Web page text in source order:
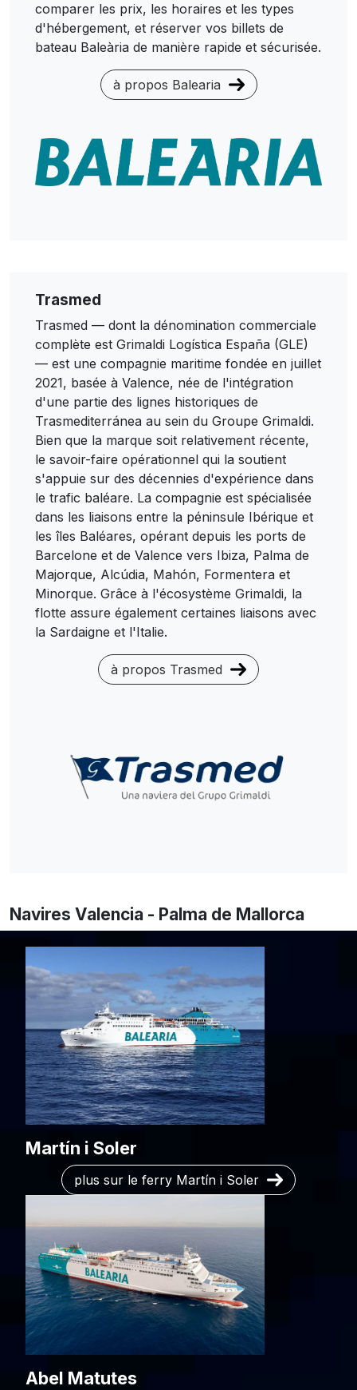
comparer les prix, les horaires et les types
d'hébergement, et réserver vos billets de
bateau Baleària de manière rapide et sécurisée.
à propos Balearia
Trasmed
Trasmed — dont la dénomination commerciale
complète est Grimaldi Logística España (GLE)
— est une compagnie maritime fondée en juillet
2021, basée à Valence, née de l'intégration
d'une partie des lignes historiques de
Trasmediterránea au sein du Groupe Grimaldi.
Bien que la marque soit relativement récente,
le savoir-faire opérationnel qui la soutient
s'appuie sur des décennies d'expérience dans
le trafic baléare. La compagnie est spécialisée
dans les liaisons entre la péninsule Ibérique et
les îles Baléares, opérant depuis les ports de
Barcelone et de Valence vers Ibiza, Palma de
Majorque, Alcúdia, Mahón, Formentera et
Minorque. Grâce à l'écosystème Grimaldi, la
flotte assure également certaines liaisons avec
la Sardaigne et l'Italie.
à propos Trasmed
Navires Valencia - Palma de Mallorca
Martín i Soler
plus sur le ferry Martín i Soler
Abel Matutes